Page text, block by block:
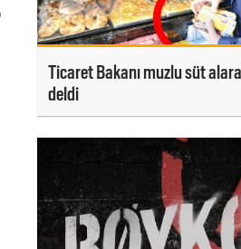
Ticaret Bakanı muzlu süt
deldi